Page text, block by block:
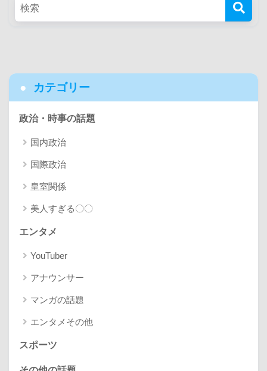
カテゴリー
政治・時事の話題
国内政治
国際政治
皇室関係
美人すぎる〇〇
エンタメ
YouTuber
アナウンサー
マンガの話題
エンタメその他
スポーツ